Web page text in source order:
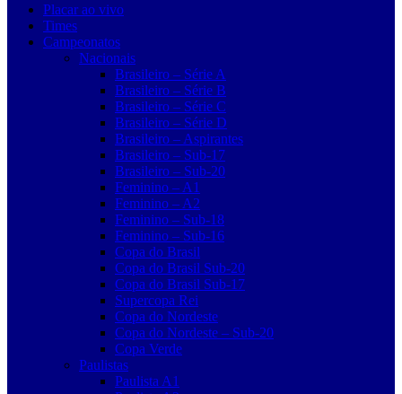
Placar ao vivo
Times
Campeonatos
Nacionais
Brasileiro – Série A
Brasileiro – Série B
Brasileiro – Série C
Brasileiro – Série D
Brasileiro – Aspirantes
Brasileiro – Sub-17
Brasileiro – Sub-20
Feminino – A1
Feminino – A2
Feminino – Sub-18
Feminino – Sub-16
Copa do Brasil
Copa do Brasil Sub-20
Copa do Brasil Sub-17
Supercopa Rei
Copa do Nordeste
Copa do Nordeste – Sub-20
Copa Verde
Paulistas
Paulista A1